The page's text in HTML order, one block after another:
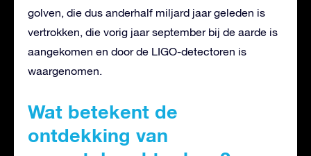
golven, die dus anderhalf miljard jaar geleden is
vertrokken, die vorig jaar september bij de aarde is
aangekomen en door de LIGO-detectoren is
waargenomen.
Wat betekent de
ontdekking van